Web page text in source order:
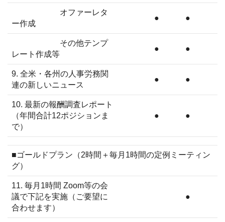
オファーレタ
ー作成
● ●
その他テンプ
レート作成等
● ●
9. 全米・各州の人事労務関
連の新しいニュース
● ●
10. 最新の報酬調査レポート
（年間合計12ポジションま
で）
● ●
■ゴールドプラン（2時間＋毎月1時間の定例ミーティン
グ）
11. 毎月1時間 Zoom等の会
議で下記を実施（ご要望に
合わせます）
●